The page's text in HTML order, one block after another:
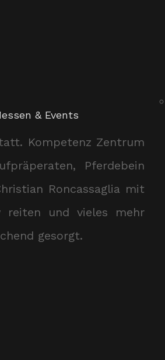
& Events
Kompetenz Zentrum
Pferdebein
Roncassaglia mit
reiten und vieles mehr
gesorgt.